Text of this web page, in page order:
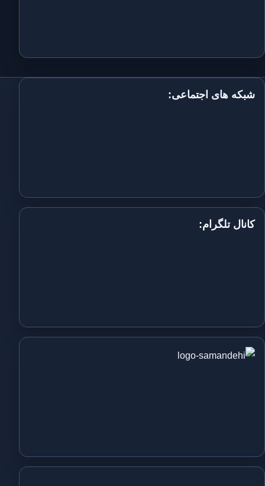
شبکه های اجتماعی:
کانال تلگرام: